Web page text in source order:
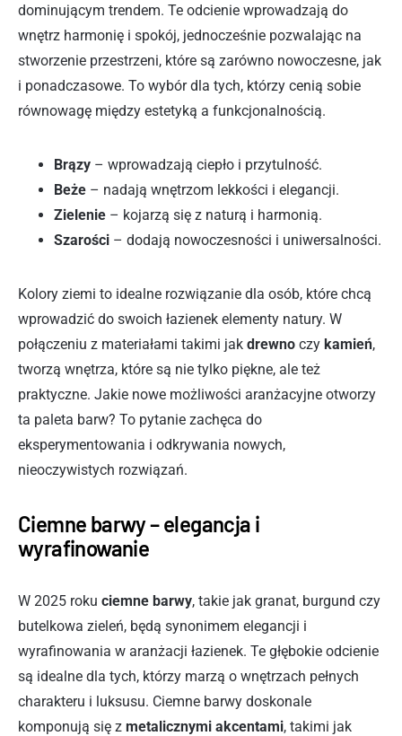
dominującym trendem. Te odcienie wprowadzają do
wnętrz harmonię i spokój, jednocześnie pozwalając na
stworzenie przestrzeni, które są zarówno nowoczesne, jak
i ponadczasowe. To wybór dla tych, którzy cenią sobie
równowagę między estetyką a funkcjonalnością.
Brązy – wprowadzają ciepło i przytulność.
Beże – nadają wnętrzom lekkości i elegancji.
Zielenie – kojarzą się z naturą i harmonią.
Szarości – dodają nowoczesności i uniwersalności.
Kolory ziemi to idealne rozwiązanie dla osób, które chcą
wprowadzić do swoich łazienek elementy natury. W
połączeniu z materiałami takimi jak drewno czy kamień,
tworzą wnętrza, które są nie tylko piękne, ale też
praktyczne. Jakie nowe możliwości aranżacyjne otworzy
ta paleta barw? To pytanie zachęca do
eksperymentowania i odkrywania nowych,
nieoczywistych rozwiązań.
Ciemne barwy – elegancja i
wyrafinowanie
W 2025 roku ciemne barwy, takie jak granat, burgund czy
butelkowa zieleń, będą synonimem elegancji i
wyrafinowania w aranżacji łazienek. Te głębokie odcienie
są idealne dla tych, którzy marzą o wnętrzach pełnych
charakteru i luksusu. Ciemne barwy doskonale
komponują się z metalicznymi akcentami, takimi jak